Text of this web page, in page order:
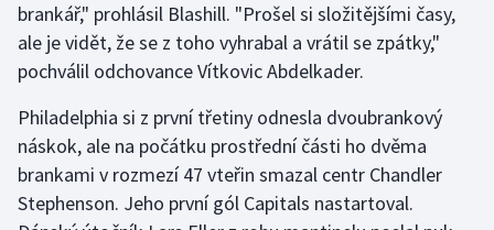
Moderní pětiboj
Olympijské hry
Parasport
brankář," prohlásil Blashill. "Prošel si složitějšími časy,
ale je vidět, že se z toho vyhrabal a vrátil se zpátky,"
pochválil odchovance Vítkovic Abdelkader.
Philadelphia si z první třetiny odnesla dvoubrankový
náskok, ale na počátku prostřední části ho dvěma
brankami v rozmezí 47 vteřin smazal centr Chandler
Stephenson. Jeho první gól Capitals nastartoval.